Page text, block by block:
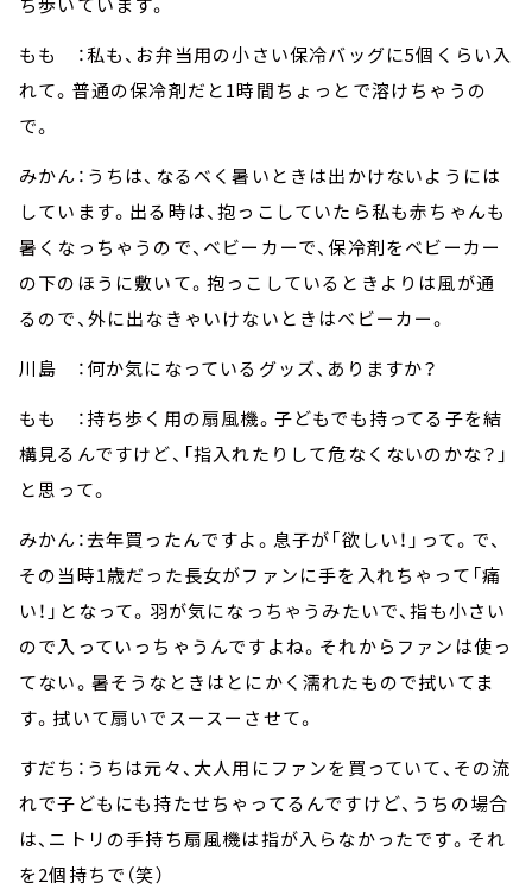
もも ：私も、お弁当用の小さい保冷バッグに5個くらい入
れて。普通の保冷剤だと1時間ちょっとで溶けちゃうの
で。
みかん：うちは、なるべく暑いときは出かけないようには
しています。出る時は、抱っこしていたら私も赤ちゃんも
暑くなっちゃうので、ベビーカーで、保冷剤をベビーカー
の下のほうに敷いて。抱っこしているときよりは風が通
るので、外に出なきゃいけないときはベビーカー。
川島 ：何か気になっているグッズ、ありますか？
もも ：持ち歩く用の扇風機。子どもでも持ってる子を結
構見るんですけど、「指入れたりして危なくないのかな？」
と思って。
みかん：去年買ったんですよ。息子が「欲しい！」って。で、
その当時1歳だった長女がファンに手を入れちゃって「痛
い！」となって。羽が気になっちゃうみたいで、指も小さい
ので入っていっちゃうんですよね。それからファンは使っ
てない。暑そうなときはとにかく濡れたもので拭いてま
す。拭いて扇いでスースーさせて。
すだち：うちは元々、大人用にファンを買っていて、その流
れで子どもにも持たせちゃってるんですけど、うちの場合
は、ニトリの手持ち扇風機は指が入らなかったです。それ
を2個持ちで（笑）